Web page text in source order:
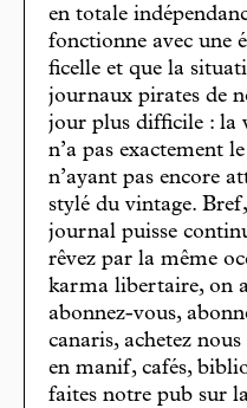
en totale
fonctionne avec une
ficelle et que la
journaux pirates de
jour plus difficile : la
n’a pas exactement
n’ayant pas encore
stylé du vintage.
journal puisse
rêvez par la même
karma libertaire, on
abonnez-vous,
canaris, achetez
en manif, cafés,
faites notre pub sur